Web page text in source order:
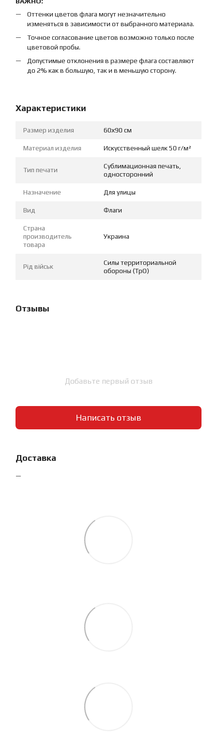
Оттенки цветов флага могут незначительно
изменяться в зависимости от выбранного материала.
Точное согласование цветов возможно только после
цветовой пробы.
Допустимые отклонения в размере флага составляют
до 2% как в большую, так и в меньшую сторону.
Характеристики
Размер изделия 60х90 см
Материал изделия Искусственный шелк 50 г/м²
Тип печати
Сублимационная печать,
односторонний
Назначение Для улицы
Вид Флаги
Страна
производитель
товара
Украина
Рід військ
Силы территориальной
обороны (ТрО)
Отзывы
Добавьте первый отзыв
Написать отзыв
Доставка